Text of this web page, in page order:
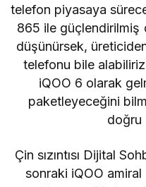
telefon piyasaya
865 ile güçlendirilmiş
düşünürsek,
telefonu bile
iQOO 6 olarak
paketleyeceğini
doğru
Çin sızıntısı Dijital
sonraki iQOO